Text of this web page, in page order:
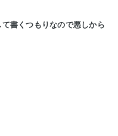
書くつもりなので悪しから